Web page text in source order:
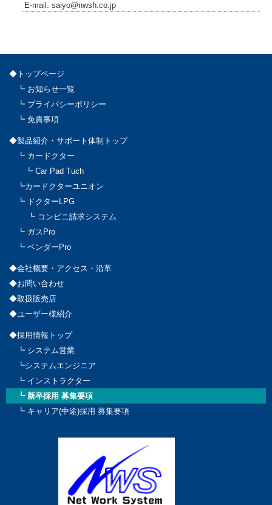
E-mail. saiyo@nwsh.co.jp
◆トップページ
┗ お知らせ一覧
┗ プライバシーポリシー
┗ 免責事項
◆製品紹介・サポート体制トップ
┗ カードクター
┗ Car Pad Tuch
┗カードクターユニオン
┗ ドクターLPG
┗ コンビニ請求システム
┗ ガスPro
┗ ベンダーPro
◆会社概要・アクセス・沿革
◆お問い合わせ
◆取扱販売店
◆ユーザー様紹介
◆採用情報トップ
┗ システム営業
┗システムエンジニア
┗ インストラクター
┗ 新卒採用 募集要項
┗ キャリア(中途)採用 募集要項